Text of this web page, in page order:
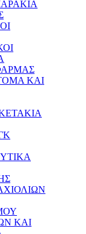
ΚΑΙ
ΚΑΙ